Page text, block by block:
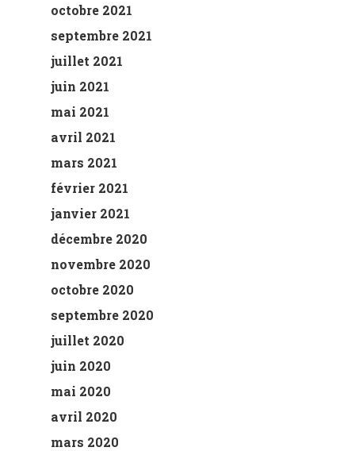
octobre 2021
septembre 2021
juillet 2021
juin 2021
mai 2021
avril 2021
mars 2021
février 2021
janvier 2021
décembre 2020
novembre 2020
octobre 2020
septembre 2020
juillet 2020
juin 2020
mai 2020
avril 2020
mars 2020